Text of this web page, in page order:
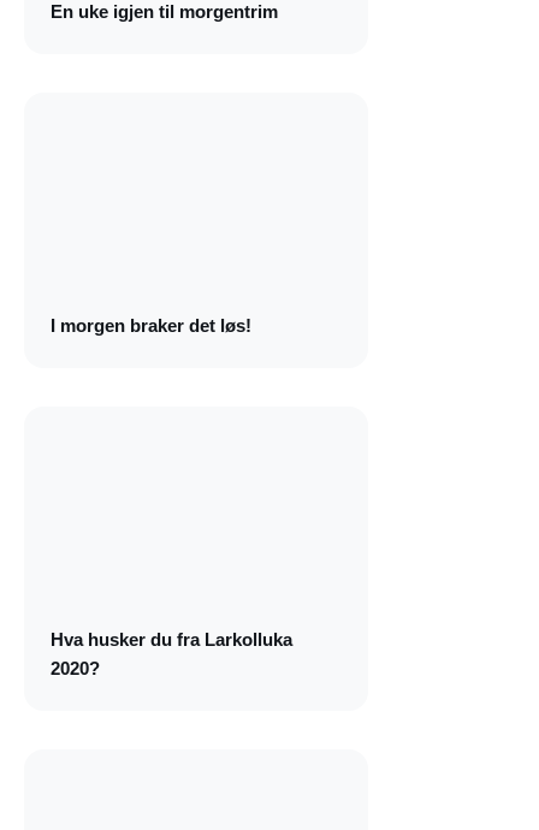
En uke igjen til morgentrim
I morgen braker det løs!
Hva husker du fra Larkolluka
2020?